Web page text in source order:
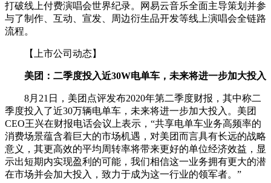
打破线上付费演唱会世界纪录。网易云音乐全面主导策划并参
与了制作、互动、宣发、周边衍生品开发等线上演唱会全链路
流程。
【上市公司动态】
美团：二季度投入近30W电单车，未来将进一步加大投入
8月21日，美团点评发布2020年第二季度财报，其中称二
季度投入了近30万辆电单车，未来将进一步加大投入。美团
CEO王兴在财报电话会议上表示，“共享电单车业务高频率的
消费场景蕴含着巨大的市场机遇，对美团而言具有长远的战略
意义，其更高效的平均周转率将带来更好的单位经济效益，显
示出短期内实现盈利的可能，我们相信这一业务拥有更大的潜
在市场并会加大投入，致力于成为这一行业的领军者。”